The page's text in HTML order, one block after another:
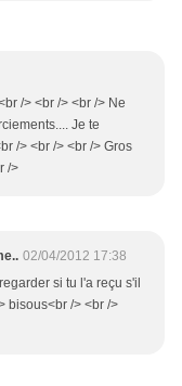
/> <br /> <br /> Ne
Je te
/> <br /> <br /> Gros
/>
02/04/2012 17:38
si tu l'a reçu s'il
bisous<br /> <br />